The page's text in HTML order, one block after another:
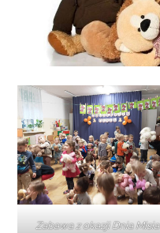
Zabawa z okazji Dnia Misia